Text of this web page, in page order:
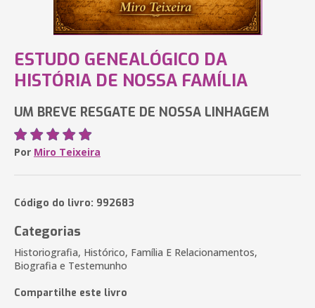
ESTUDO GENEALÓGICO DA
HISTÓRIA DE NOSSA FAMÍLIA
UM BREVE RESGATE DE NOSSA LINHAGEM
Por Miro Teixeira
Código do livro: 992683
Categorias
Historiografia, Histórico, Família E Relacionamentos,
Biografia e Testemunho
Compartilhe este livro